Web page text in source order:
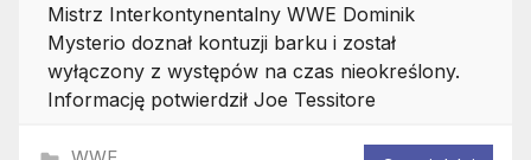
Mistrz Interkontynentalny WWE Dominik
Mysterio doznał kontuzji barku i został
wyłączony z występów na czas nieokreślony.
Informację potwierdził Joe Tessitore